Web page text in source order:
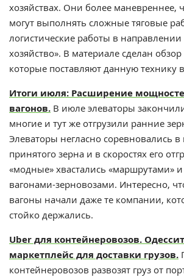
хозяйствах. Они более маневреннее,
могут выполнять сложные тяговые
логистические работы в направлении
хозяйство». В материале сделан
которые поставляют данную технику
Итоги июля: Расширение
вагонов. В июле элеваторы
многие и тут же отгрузили ранние
Элеваторы негласно соревновались в
принятого зерна и в скоростях его
«модные» хвастались «маршрутами»
вагонами-зерновозами. Интересно,
вагоны начали даже те компании,
стойко держались.
Uber для контейнеровозов.
маркетплейс для доставки грузов.
контейнеровозов развозят груз от